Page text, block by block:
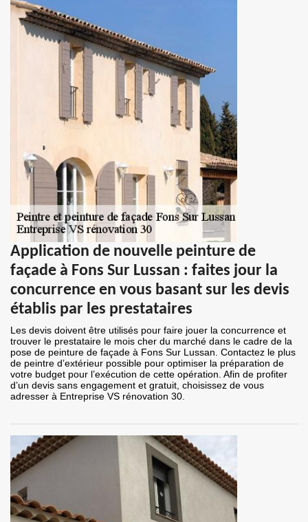
Application de nouvelle peinture de
façade à Fons Sur Lussan : faites jour la
concurrence en vous basant sur les devis
établis par les prestataires
Les devis doivent être utilisés pour faire jouer la concurrence et
trouver le prestataire le mois cher du marché dans le cadre de la
pose de peinture de façade à Fons Sur Lussan. Contactez le plus
de peintre d’extérieur possible pour optimiser la préparation de
votre budget pour l’exécution de cette opération. Afin de profiter
d’un devis sans engagement et gratuit, choisissez de vous
adresser à Entreprise VS rénovation 30.